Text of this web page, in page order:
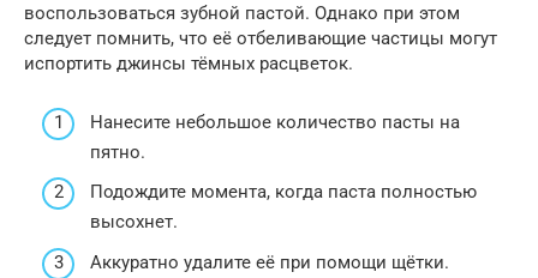
воспользоваться зубной пастой. Однако при этом
следует помнить, что её отбеливающие частицы могут
испортить джинсы тёмных расцветок.
Нанесите небольшое количество пасты на
пятно.
Подождите момента, когда паста полностью
высохнет.
Аккуратно удалите её при помощи щётки.